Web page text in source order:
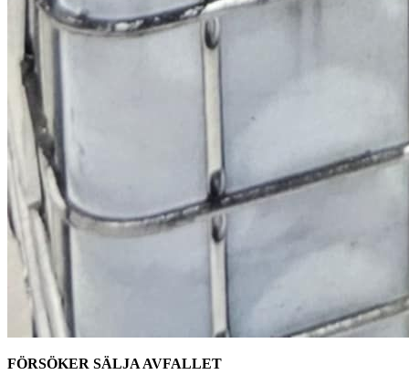
FÖRSÖKER SÄLJA AVFALLET